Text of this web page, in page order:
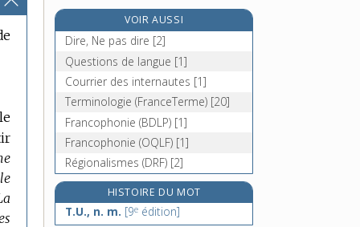
tuba [I], n. m.
tuba [II], n. m.
tubage, n. m.
tubaire, adj.
tubard, -arde, adj.
VOIR AUSSI
Dire, Ne pas dire [2]
Questions de langue [1]
Courrier des internautes [1]
Terminologie (FranceTerme) [20]
Francophonie (BDLP) [1]
Francophonie (OQLF) [1]
Régionalismes (DRF) [2]
HISTOIRE DU MOT
T.U., n. m. [9e édition]